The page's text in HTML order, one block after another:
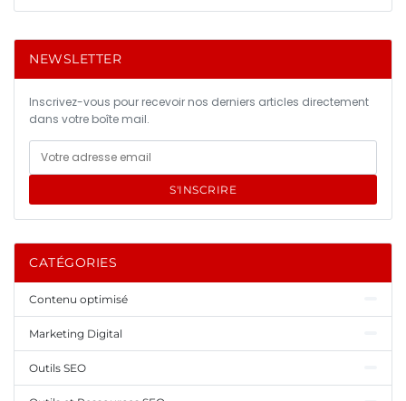
NEWSLETTER
Inscrivez-vous pour recevoir nos derniers articles directement
dans votre boîte mail.
S'INSCRIRE
CATÉGORIES
Contenu optimisé
Marketing Digital
Outils SEO